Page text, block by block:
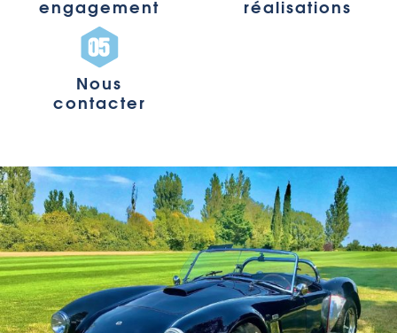
engagement réalisations
Nous
contacter